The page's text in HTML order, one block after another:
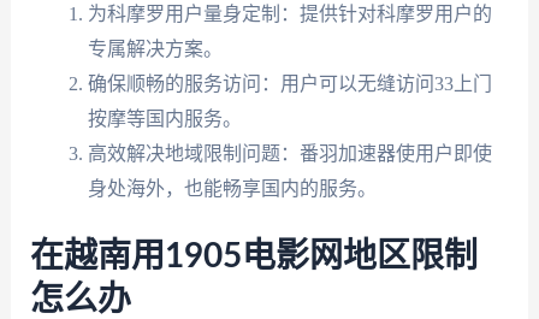
为科摩罗用户量身定制：提供针对科摩罗用户的
专属解决方案。
确保顺畅的服务访问：用户可以无缝访问33上门
按摩等国内服务。
高效解决地域限制问题：番羽加速器使用户即使
身处海外，也能畅享国内的服务。
在越南用1905电影网地区限制
怎么办